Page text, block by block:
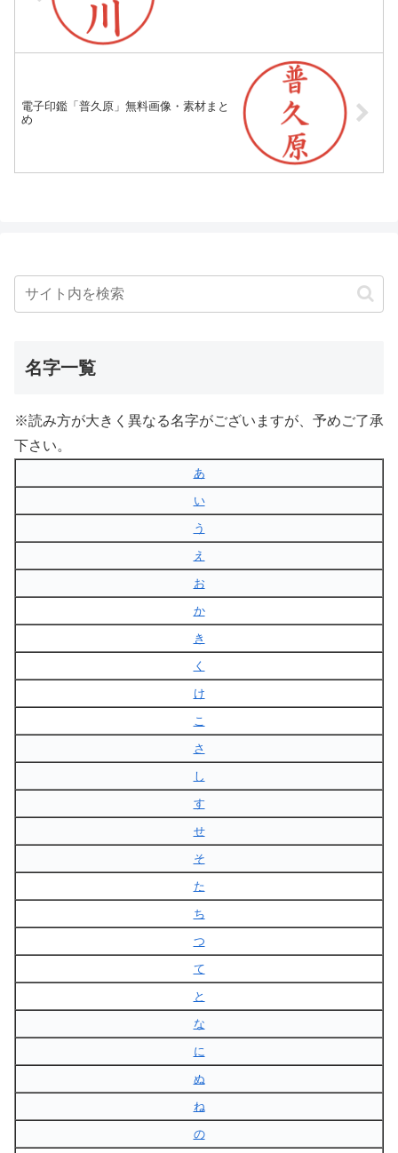
電子印鑑「普久原」無料画像・素材まと
め
名字一覧
※読み方が大きく異なる名字がございますが、予めご了承
下さい。
あ
い
う
え
お
か
き
く
け
こ
さ
し
す
せ
そ
た
ち
つ
て
と
な
に
ぬ
ね
の